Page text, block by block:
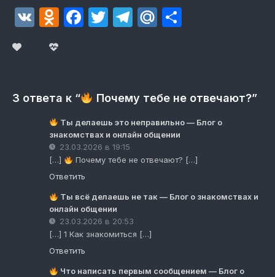
VK Odnoklassniki
Facebook
Twitter
Telegram
Mail.Ru
3 ответа к “ Почему тебе не отвечают?”
Ты делаешь это неправильно — Блог о
знакомствах и онлайн общении
23.03.2026 в 19:15
[…]
Почему тебе не отвечают? […]
Ответить
Ты всё делаешь не так — Блог о знакомствах и
онлайн общении
23.03.2026 в 20:53
[…] 1 Как знакомиться […]
Ответить
Что написать первым сообщением — Блог о